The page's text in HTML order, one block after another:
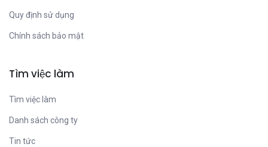
Quy định sử dụng
Chính sách bảo mật
Tìm việc làm
Tìm việc làm
Danh sách công ty
Tin tức